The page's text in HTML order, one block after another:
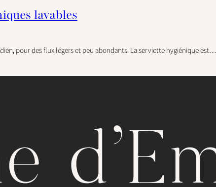
lavables
pour des flux légers et peu abondants. La serviette hygiénique est…